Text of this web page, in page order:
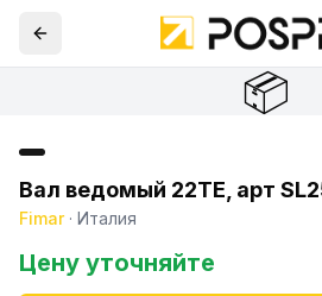
📦
Вал ведомый 22TE, арт
Fimar· Италия
Цену уточняйте